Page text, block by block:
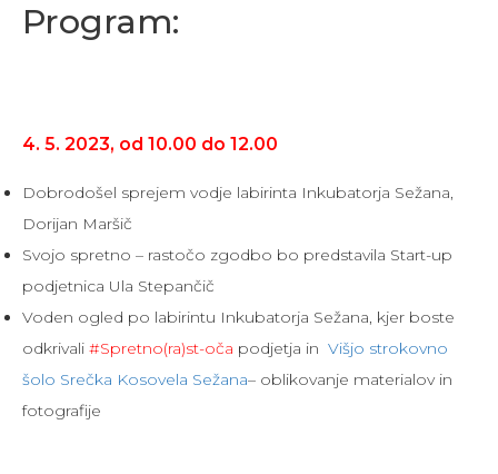
Program:
4. 5. 2023, od 10.00 do 12.00
Dobrodošel sprejem vodje labirinta Inkubatorja Sežana,
Dorijan Maršič
Svojo spretno – rastočo zgodbo bo predstavila Start-up
podjetnica Ula Stepančič
Voden ogled po labirintu Inkubatorja Sežana, kjer boste
odkrivali #Spretno(ra)st-oča podjetja in Višjo strokovno
šolo Srečka Kosovela Sežana– oblikovanje materialov in
fotografije